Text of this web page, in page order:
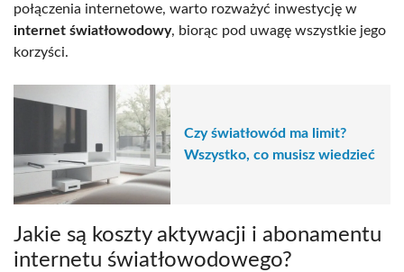
połączenia internetowe, warto rozważyć inwestycję w
internet światłowodowy, biorąc pod uwagę wszystkie jego
korzyści.
Czy światłowód ma limit?
Wszystko, co musisz wiedzieć
Jakie są koszty aktywacji i abonamentu
internetu światłowodowego?